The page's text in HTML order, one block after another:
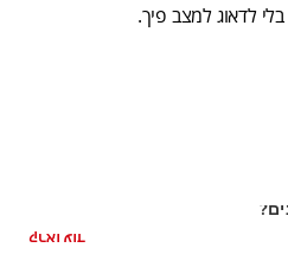
בלי לדאוג למצב פיך.
קראו עוד